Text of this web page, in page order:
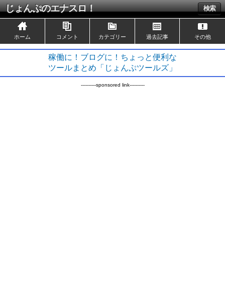
じょんぷのエナスロ！ 検索
ホーム コメント カテゴリー 過去記事 その他
稼働に！ブログに！ちょっと便利な
ツールまとめ「じょんぷツールズ」
----------sponsored link----------